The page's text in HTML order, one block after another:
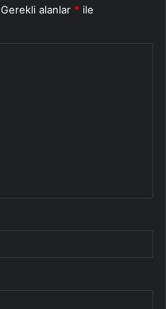
Gerekli alanlar * ile